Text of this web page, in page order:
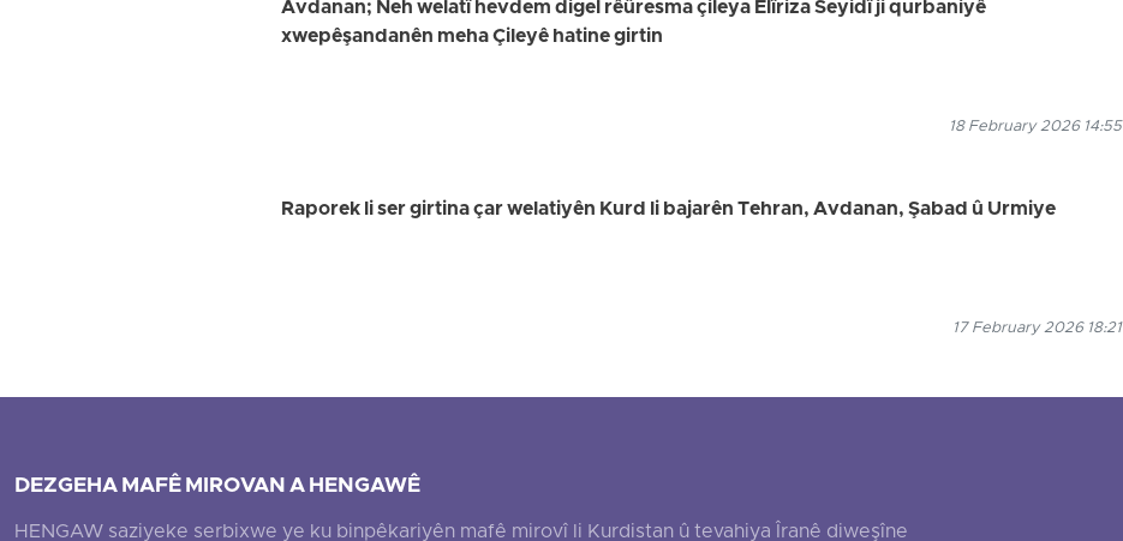
Avdanan; Neh welatî hevdem digel rêûresma çileya Elîriza Seyidî ji qurbaniyê
xwepêşandanên meha Çileyê hatine girtin
18 February 2026 14:55
Raporek li ser girtina çar welatiyên Kurd li bajarên Tehran, Avdanan, Şabad û Urmiye
17 February 2026 18:21
DEZGEHA MAFÊ MIROVAN A HENGAWÊ
HENGAW saziyeke serbixwe ye ku binpêkariyên mafê mirovî li Kurdistan û tevahiya Îranê diweşîne